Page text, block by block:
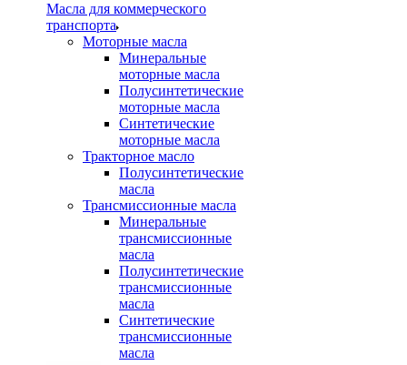
Масла для коммерческого
транспорта
Моторные масла
Минеральные
моторные масла
Полусинтетические
моторные масла
Синтетические
моторные масла
Тракторное масло
Полусинтетические
масла
Трансмиссионные масла
Минеральные
трансмиссионные
масла
Полусинтетические
трансмиссионные
масла
Синтетические
трансмиссионные
масла